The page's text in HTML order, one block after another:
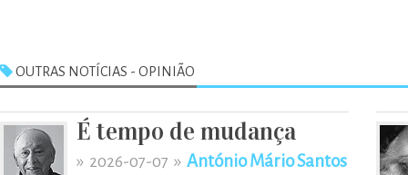
OUTRAS NOTÍCIAS - OPINIÃO
É tempo de mudança
» 2026-07-07 » António Mário Santos